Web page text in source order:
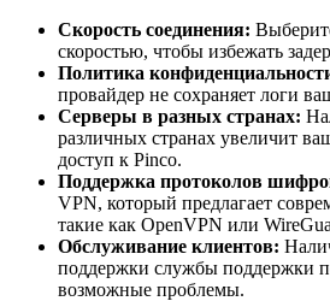
Скорость соединения:
скоростью, чтобы избежать
Политика
провайдер не сохраняет логи
Серверы в разных странах:
различных странах увеличит
доступ к Pinco.
Поддержка протоколов
VPN, который предлагает
такие как OpenVPN или
Обслуживание клиентов:
поддержки службы поддержки
возможные проблемы.